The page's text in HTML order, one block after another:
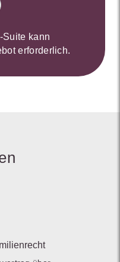
Suite kann
erforderlich.